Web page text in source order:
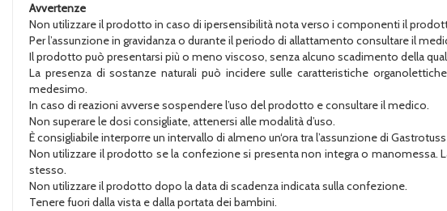
Avvertenze
Non utilizzare il prodotto in caso di ipersensibilità nota verso i componenti il
Per l’assunzione in gravidanza o durante il periodo di allattamento consultare il
Il prodotto può presentarsi più o meno viscoso, senza alcuno scadimento della
La presenza di sostanze naturali può incidere sulle caratteristiche
medesimo.
In caso di reazioni avverse sospendere l’uso del prodotto e consultare il medico.
Non superare le dosi consigliate, attenersi alle modalità d’uso.
È consigliabile interporre un intervallo di almeno un‘ora tra l’assunzione di
Non utilizzare il prodotto se la confezione si presenta non integra o
stesso.
Non utilizzare il prodotto dopo la data di scadenza indicata sulla confezione.
Tenere fuori dalla vista e dalla portata dei bambini.